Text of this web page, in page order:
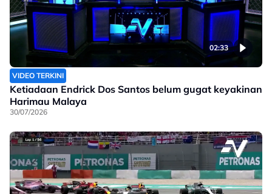
02:33
VIDEO TERKINI
Ketiadaan Endrick Dos Santos belum gugat keyakinan
Harimau Malaya
30/07/2026